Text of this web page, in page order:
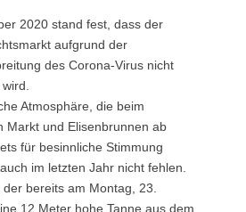
2020 stand fest, dass der
aufgrund der
des Corona-Virus nicht
Atmosphäre, die beim
Markt und Elisenbrunnen ab
für besinnliche Stimmung
im letzten Jahr nicht fehlen.
bereits am Montag, 23.
12 Meter hohe Tanne aus dem